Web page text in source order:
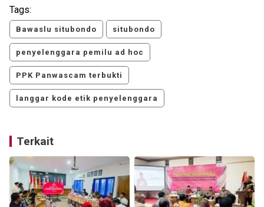
Tags:
Bawaslu situbondo situbondo
penyelenggara pemilu ad hoc
PPK Panwascam terbukti
langgar kode etik penyelenggara
Terkait